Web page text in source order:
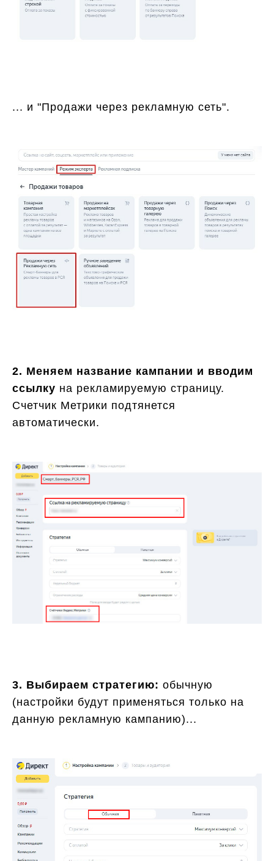
... и "Продажи через рекламную сеть".
2. Меняем название кампании и вводим
ссылку на рекламируемую страницу.
Счетчик Метрики подтянется
автоматически.
3. Выбираем стратегию: обычную
(настройки будут применяться только на
данную рекламную кампанию)...